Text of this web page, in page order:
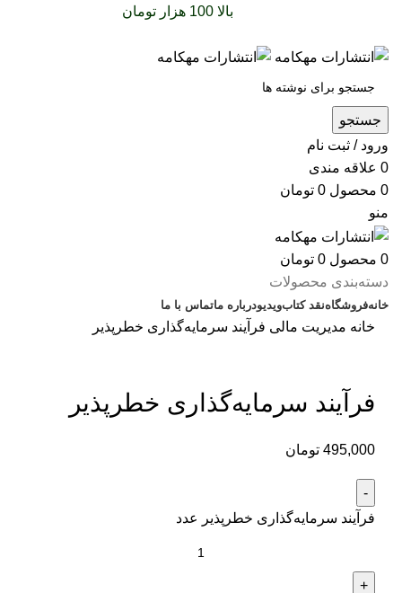
بالا 100 هزار تومان
جستجو
ورود / ثبت نام
0 علاقه مندی
0 محصول 0 تومان
منو
0 محصول 0 تومان
دسته‌بندی محصولات
خانهفروشگاهنقد کتابویدیودرباره‌ ماتماس با ما
خانه مدیریت مالی فرآیند سرمایه‌گذاری خطر‌پذیر
فرآیند سرمایه‌گذاری خطر‌پذیر
495,000 تومان
فرآیند سرمایه‌گذاری خطر‌پذیر عدد